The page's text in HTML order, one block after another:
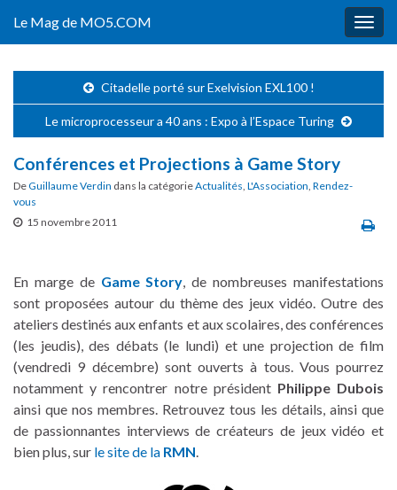
Le Mag de MO5.COM
Citadelle porté sur Exelvision EXL100 !
Le microprocesseur a 40 ans : Expo à l’Espace Turing
Conférences et Projections à Game Story
DeGuillaume Verdin dans la catégorieActualités, L'Association, Rendez-
vous
15 novembre 2011
En marge de Game Story, de nombreuses manifestations
sont proposées autour du thème des jeux vidéo. Outre des
ateliers destinés aux enfants et aux scolaires, des conférences
(les jeudis), des débats (le lundi) et une projection de film
(vendredi 9 décembre) sont ouverts à tous. Vous pourrez
notamment y rencontrer notre président Philippe Dubois
ainsi que nos membres. Retrouvez tous les détails, ainsi que
de passionnantes interviews de créateurs de jeux vidéo et
bien plus, sur le site de la RMN.